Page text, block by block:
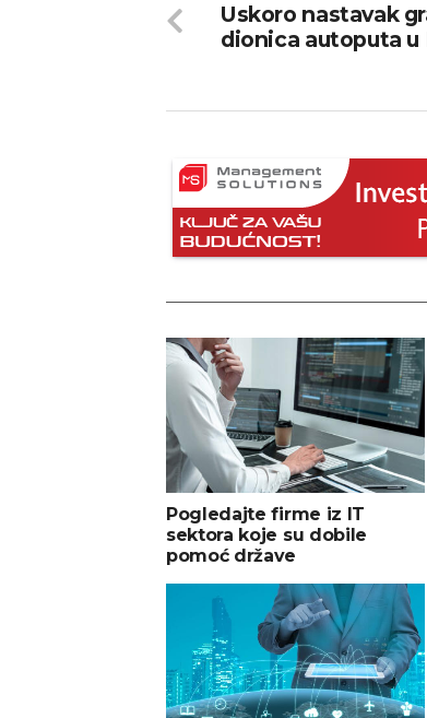
Uskoro nastavak
dionica autoputa u
Pogledajte firme iz IT
sektora koje su dobile
pomoć države